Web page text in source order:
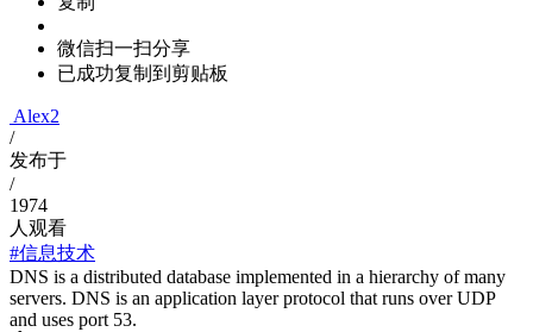
微信扫一扫分享
已成功复制到剪贴板
Alex2
/
发布于
/
1974
人观看
#信息技术
DNS is a distributed database implemented in a hierarchy of many
servers. DNS is an application layer protocol that runs over UDP
and uses port 53.